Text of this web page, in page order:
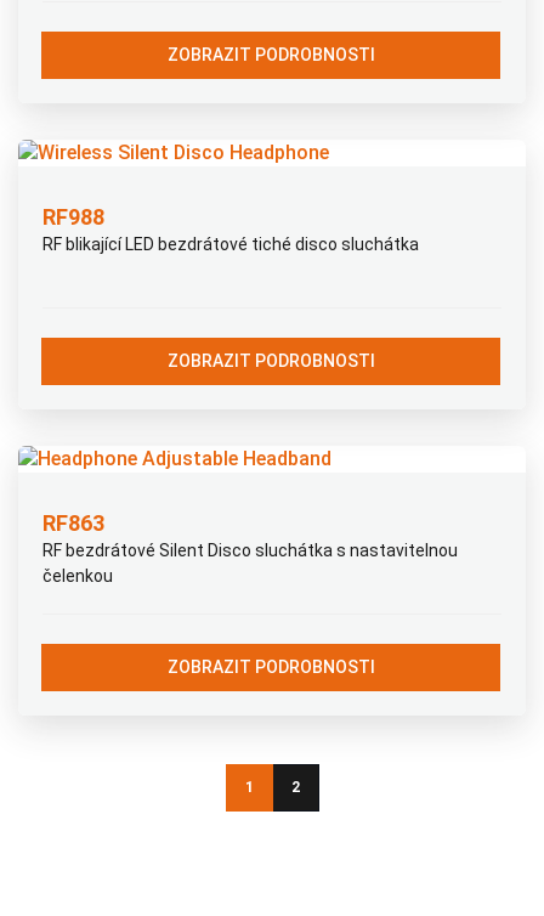
ZOBRAZIT PODROBNOSTI
RF988
RF blikající LED bezdrátové tiché disco sluchátka
ZOBRAZIT PODROBNOSTI
RF863
RF bezdrátové Silent Disco sluchátka s nastavitelnou
čelenkou
ZOBRAZIT PODROBNOSTI
1 2